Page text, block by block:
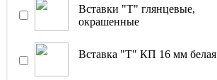
Вставки "Т" глянцевые,
окрашенные
Вставка "Т" КП 16 мм белая